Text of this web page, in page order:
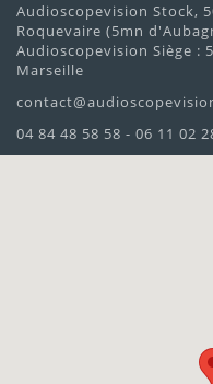
Audioscopevision Stock,
Roquevaire (5mn
Audioscopevision Siège :
Marseille
04 84 48 58 58 - 06 11 02